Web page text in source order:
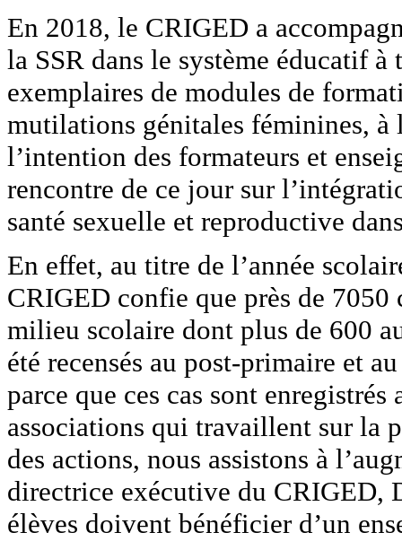
En 2018, le CRIGED a
la SSR dans le système éducatif
exemplaires de modules de
mutilations génitales féminines, à
l’intention des formateurs et
rencontre de ce jour sur
santé sexuelle et reproductive
En effet, au titre de l’année
CRIGED confie que près de 7050
milieu scolaire dont plus de 600
été recensés au post-primaire et
parce que ces cas sont
associations qui travaillent sur la
des actions, nous assistons à
directrice exécutive du CRIGED,
élèves doivent bénéficier d’un